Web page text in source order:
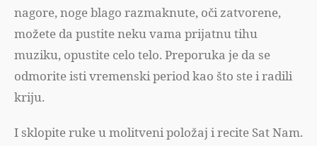
nagore, noge blago razmaknute, oči zatvorene,
možete da pustite neku vama prijatnu tihu
muziku, opustite celo telo. Preporuka je da se
odmorite isti vremenski period kao što ste i radili
kriju.
I sklopite ruke u molitveni položaj i recite Sat Nam.